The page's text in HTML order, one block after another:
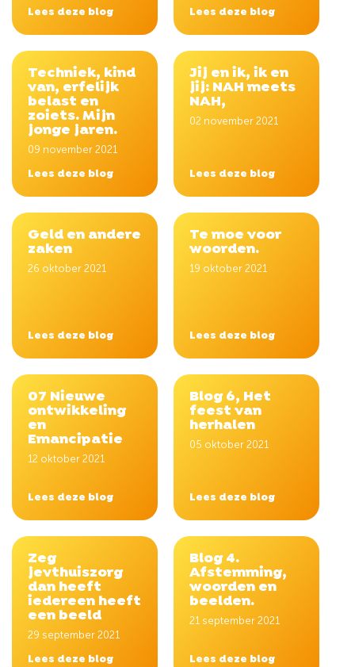
Lees deze blog Lees deze blog
Techniek, kind
van, erfelijk
belast en
zoiets. Mijn
jonge jaren.
09 november 2021
Lees deze blog
Jij en ik, ik en
jij: NAH meets
NAH,
02 november 2021
Lees deze blog
Geld en andere
zaken
26 oktober 2021
Lees deze blog
Te moe voor
woorden.
19 oktober 2021
Lees deze blog
07 Nieuwe
ontwikkeling
en
Emancipatie
12 oktober 2021
Lees deze blog
Blog 6, Het
feest van
herhalen
05 oktober 2021
Lees deze blog
Zeg
jevthuiszorg
dan heeft
iedereen heeft
een beeld
29 september 2021
Lees deze blog
Blog 4.
Afstemming,
woorden en
beelden.
21 september 2021
Lees deze blog